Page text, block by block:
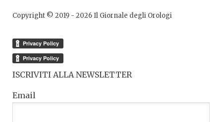
Copyright © 2019 - 2026Il Giornale degli Orologi
ISCRIVITI ALLA NEWSLETTER
Email